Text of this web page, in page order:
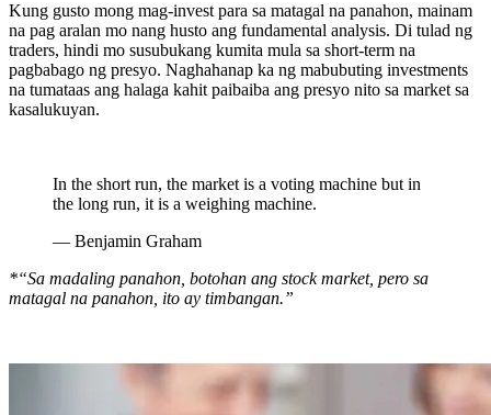
Kung gusto mong mag-invest para sa matagal na panahon, mainam
na pag aralan mo nang husto ang fundamental analysis. Di tulad ng
traders, hindi mo susubukang kumita mula sa short-term na
pagbabago ng presyo. Naghahanap ka ng mabubuting investments
na tumataas ang halaga kahit paibaiba ang presyo nito sa market sa
kasalukuyan.
In the short run, the market is a voting machine but in
the long run, it is a weighing machine.
— Benjamin Graham
*“Sa madaling panahon, botohan ang stock market, pero sa
matagal na panahon, ito ay timbangan.”